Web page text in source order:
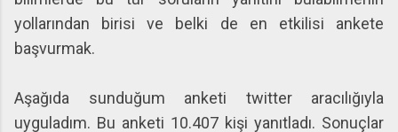
yollarından birisi ve belki de en etkilisi ankete
başvurmak.
Aşağıda sunduğum anketi twitter aracılığıyla
uyguladım. Bu anketi 10.407 kişi yanıtladı. Sonuçlar